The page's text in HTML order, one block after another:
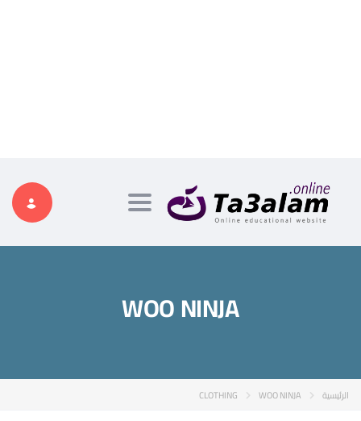
Toggle navigation
WOO NINJA
الرئيسية CLOTHING WOO NINJA